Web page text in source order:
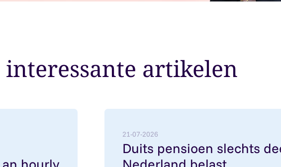
interessante artikelen
21-07-2026
Duits pensioen slechts